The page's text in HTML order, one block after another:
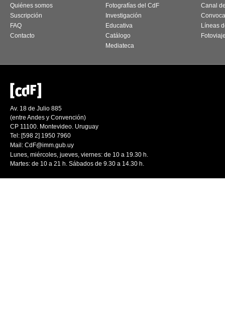
Quiénes somos
Suscripción
FAQ
Contacto
Fotografías del CdF
Investigación
Educativa
Catálogo
Mediateca
Canal
Líneas
Av. 18 de Julio 885
(entre Andes y Convención)
CP 11100. Montevideo. Uruguay
Tel: [598 2] 1950 7960
Mail: CdF@imm.gub.uy
Lunes, miércoles, jueves, viernes: de 10 a 19.30 h.
Martes: de 10 a 21 h. Sábados de 9.30 a 14.30 h.